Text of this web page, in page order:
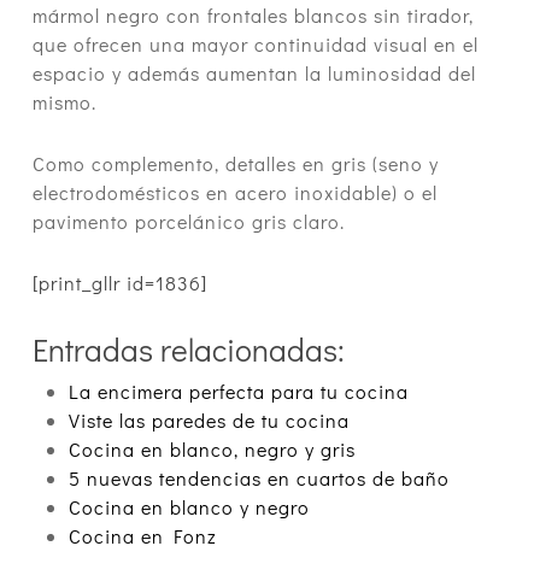
mármol negro con frontales blancos sin tirador,
que ofrecen una mayor continuidad visual en el
espacio y además aumentan la luminosidad del
mismo.
Como complemento, detalles en gris (seno y
electrodomésticos en acero inoxidable) o el
pavimento porcelánico gris claro.
[print_gllr id=1836]
Entradas relacionadas:
La encimera perfecta para tu cocina
Viste las paredes de tu cocina
Cocina en blanco, negro y gris
5 nuevas tendencias en cuartos de baño
Cocina en blanco y negro
Cocina en Fonz